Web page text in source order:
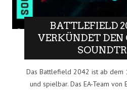
BATTLEFIELD
VERKÜNDET DEN
Das Battlefield 2042 ist ab
und spielbar. Das EA-Team von